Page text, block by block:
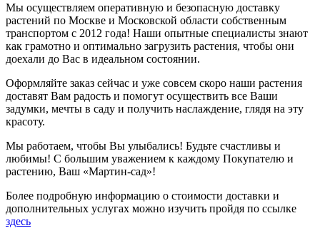
Мы осуществляем оперативную и безопасную доставку
растений по Москве и Московской области собственным
транспортом с 2012 года! Наши опытные специалисты знают
как грамотно и оптимально загрузить растения, чтобы они
доехали до Вас в идеальном состоянии.
Оформляйте заказ сейчас и уже совсем скоро наши растения
доставят Вам радость и помогут осуществить все Ваши
задумки, мечты в саду и получить наслаждение, глядя на эту
красоту.
Мы работаем, чтобы Вы улыбались! Будьте счастливы и
любимы! С большим уважением к каждому Покупателю и
растению, Ваш «Мартин-сад»!
Более подробную информацию о стоимости доставки и
дополнительных услугах можно изучить пройдя по ссылке
здесь